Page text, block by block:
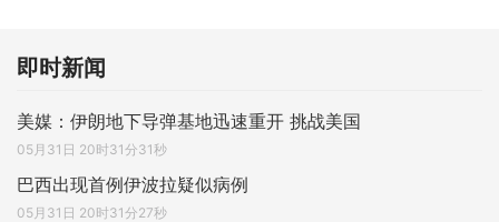
即时新闻
美媒：伊朗地下导弹基地迅速重开 挑战美国
05月31日 20时31分31秒
巴西出现首例伊波拉疑似病例
05月31日 20时31分27秒